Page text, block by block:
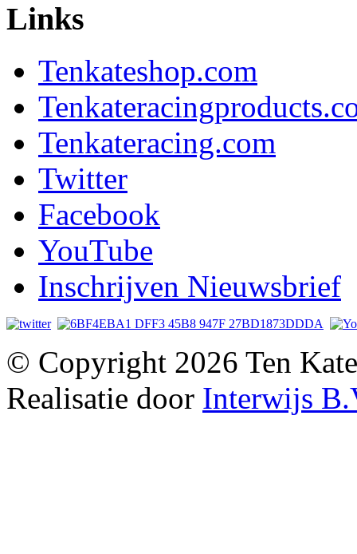
Links
Tenkateshop.com
Tenkateracing.com
Twitter
Facebook
YouTube
Inschrijven Nieuwsbrief
© Copyright 2026 Ten
Realisatie door Interwijs